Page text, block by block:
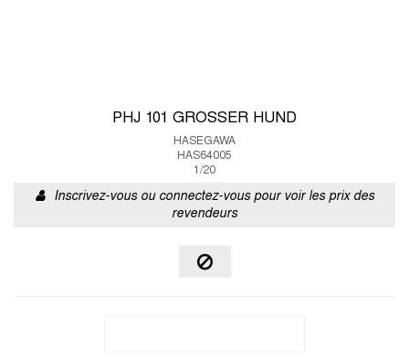
PHJ 101 GROSSER HUND
HASEGAWA
HAS64005
1/20
Inscrivez-vous ou connectez-vous pour voir les prix des
revendeurs